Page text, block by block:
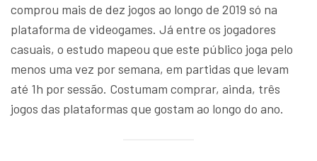
comprou mais de dez jogos ao longo de 2019 só na
plataforma de videogames. Já entre os jogadores
casuais, o estudo mapeou que este público joga pelo
menos uma vez por semana, em partidas que levam
até 1h por sessão. Costumam comprar, ainda, três
jogos das plataformas que gostam ao longo do ano.